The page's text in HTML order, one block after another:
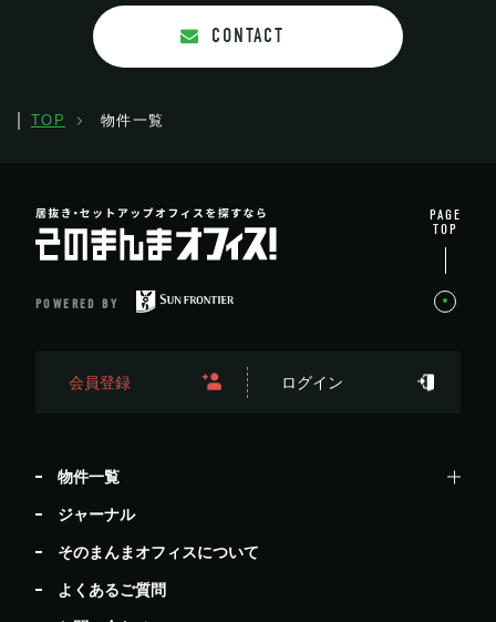
CONTACT
TOP 物件一覧
POWERED BY
会員登録 ログイン
物件一覧
ジャーナル
そのまんまオフィスについて
よくあるご質問
PAGE
TOP